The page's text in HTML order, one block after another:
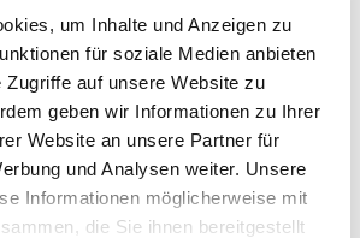
um Inhalte und Anzeigen zu
für soziale Medien anbieten
Zugriffe auf unsere Website zu
geben wir Informationen zu Ihrer
Website an unsere Partner für
und Analysen weiter. Unsere
Informationen möglicherweise mit
die Sie ihnen bereitgestellt